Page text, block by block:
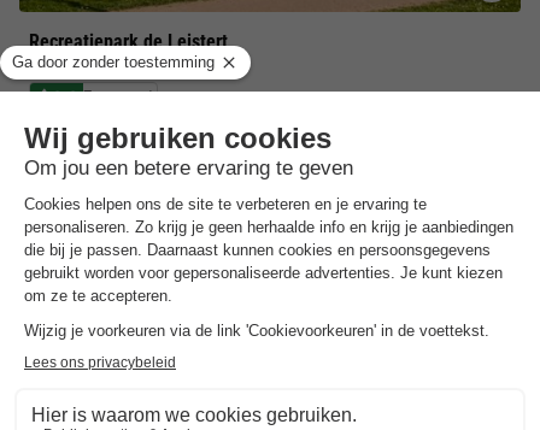
Recreatiepark de Leistert
Limburg,Roggel Kaart
8.3 Zeer goed
Subtropisch zwembad met waterglijbanen en…
Gelegen in het hart van Middel-Limburg vlakbij…
Bungalow 4 personen
Van 18 tot 21 sep, 3 nachten, Vanaf
Aanbevolen prijs:€ 645
-25% € 483
Totaal € 601,50incl. toeslagen
Bekijk alle accommodaties (4)
7 nachten onder de €500!